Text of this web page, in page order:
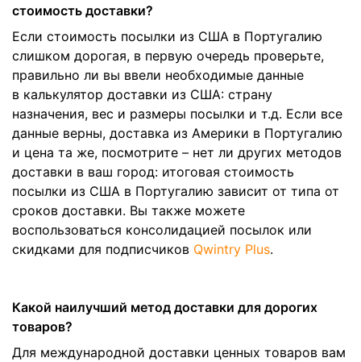
стоимость доставки?
Если стоимость посылки из США в Португалию
слишком дорогая, в первую очередь проверьте,
правильно ли вы ввели необходимые данные
в калькулятор доставки из США: страну
назначения, вес и размеры посылки и т.д. Если все
данные верны, доставка из Америки в Португалию
и цена та же, посмотрите – нет ли других методов
доставки в ваш город: итоговая стоимость
посылки из США в Португалию зависит от типа от
сроков доставки. Вы также можете
воспользоваться консолидацией посылок или
скидками для подписчиков Qwintry Plus.
Какой наилучший метод доставки для дорогих
товаров?
Для международной доставки ценных товаров вам